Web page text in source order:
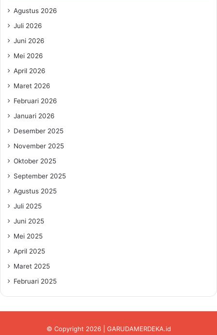
Agustus 2026
Juli 2026
Juni 2026
Mei 2026
April 2026
Maret 2026
Februari 2026
Januari 2026
Desember 2025
November 2025
Oktober 2025
September 2025
Agustus 2025
Juli 2025
Juni 2025
Mei 2025
April 2025
Maret 2025
Februari 2025
© Copyright 2026 | GARUDAMERDEKA.id